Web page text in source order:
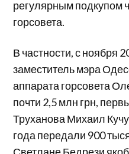
регулярным подкупом
горсовета.
В частности, с ноября
заместитель мэра
аппарата горсовета
почти 2,5 млн грн,
Труханова Михаил
года передали 900